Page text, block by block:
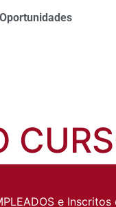
con alta